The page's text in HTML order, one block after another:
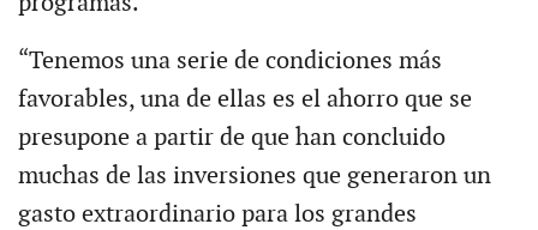
“Tenemos una serie de condiciones más
favorables, una de ellas es el ahorro que se
presupone a partir de que han concluido
muchas de las inversiones que generaron un
gasto extraordinario para los grandes